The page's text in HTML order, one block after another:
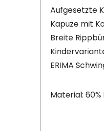
Aufgesetzte
Kapuze mit
Breite
ERIMA
Material: